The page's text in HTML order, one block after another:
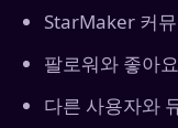
StarMaker 커
팔로워와 좋아
다른 사용자와